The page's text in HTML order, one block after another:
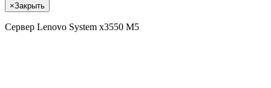
×Закрыть
Сервер Lenovo System x3550 M5